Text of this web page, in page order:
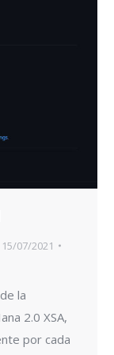
15/07/2021
la
2.0 XSA,
por cada